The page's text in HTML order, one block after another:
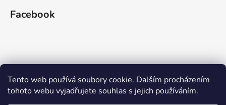
Tento web používá soubory cookie. Dalším procházením
tohoto webu vyjadřujete souhlas s jejich používáním.
Facebook
Způsob ověřování recenzí